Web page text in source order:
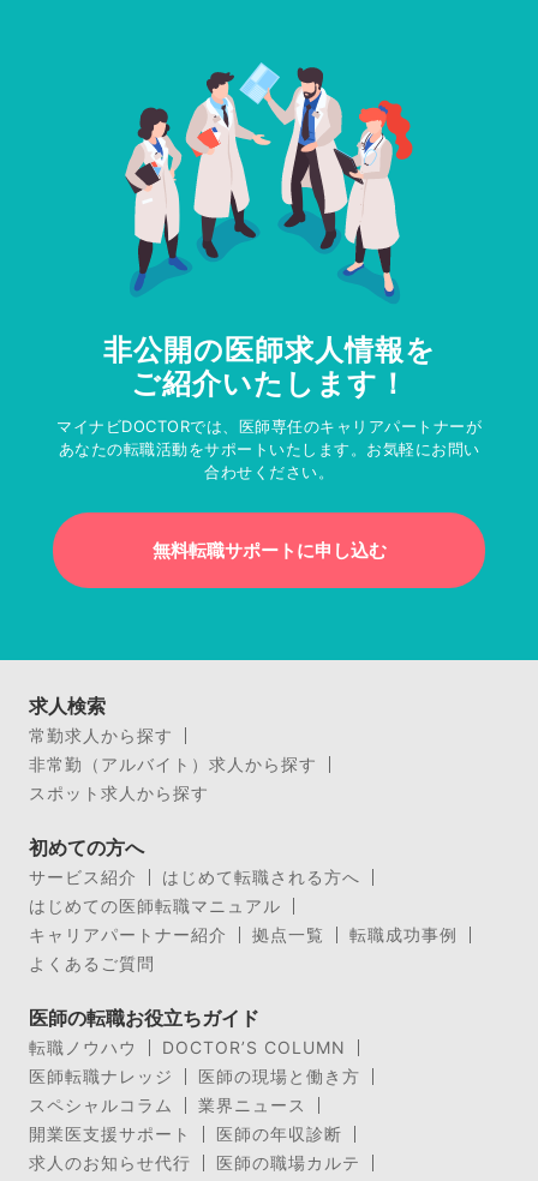
非公開の医師求人情報を
ご紹介いたします！
マイナビDOCTORでは、医師専任のキャリアパートナーが
あなたの転職活動をサポートいたします。お気軽にお問い
合わせください。
無料転職サポートに申し込む
求人検索
常勤求人から探す
非常勤（アルバイト）求人から探す
スポット求人から探す
初めての方へ
サービス紹介
はじめて転職される方へ
はじめての医師転職マニュアル
キャリアパートナー紹介
拠点一覧
転職成功事例
よくあるご質問
医師の転職お役立ちガイド
転職ノウハウ
DOCTOR’S COLUMN
医師転職ナレッジ
医師の現場と働き方
スペシャルコラム
業界ニュース
開業医支援サポート
医師の年収診断
求人のお知らせ代行
医師の職場カルテ